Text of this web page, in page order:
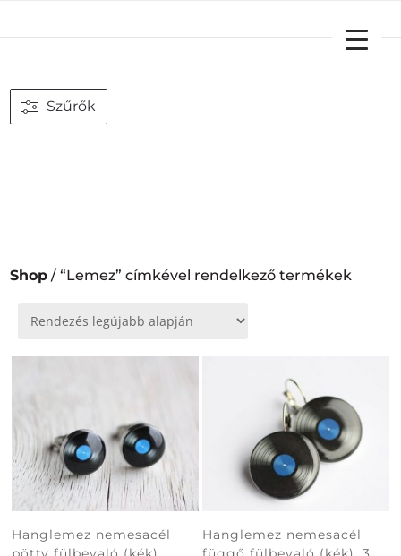
Shop / “Lemez” címkével rendelkező termékek
Hanglemez nemesacél
Hanglemez nemesacél
Szűrők
YOUR CART